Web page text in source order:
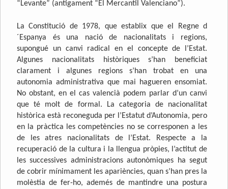
“Levante” (antigament “El Mercantil Valenciano”).
La Constitució de 1978, que establix que el Regne d
´Espanya és una nació de nacionalitats i regions,
supongué un canvi radical en el concepte de l’Estat.
Algunes nacionalitats històriques s’han beneficiat
clarament i algunes regions s’han trobat en una
autonomia administrativa que mai hagueren ensomiat.
No obstant, en el cas valencià podem parlar d’un canvi
que té molt de formal. La categoria de nacionalitat
històrica està reconeguda per l’Estatut d’Autonomia, pero
en la pràctica les competències no se corresponen a les
de les atres nacionalitats de l’Estat. Respecte a la
recuperació de la cultura i la llengua pròpies, l’actitut de
les successives administracions autonòmiques ha segut
de cobrir mínimament les apariències, quan s’han pres la
molèstia de fer-ho, ademés de mantindre una postura